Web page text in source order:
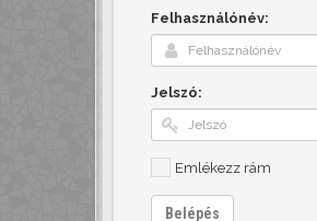
Felhasználónév:
Jelszó:
Emlékezz rám
Belépés